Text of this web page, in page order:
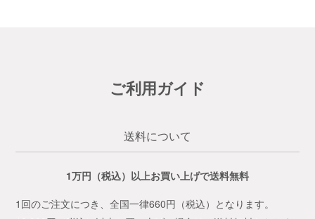
ご利用ガイド
送料について
1万円（税込）以上お買い上げで送料無料
1回のご注文につき、全国一律660円（税込）となります。